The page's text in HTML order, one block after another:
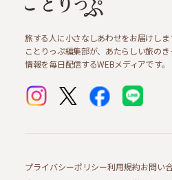
旅する人に小さなしあわせをお届けしま
ことりっぷ編集部が、あたらしい旅のき
情報を毎日配信するWEBメディアです。
プライバシーポリシー利用規約お問い